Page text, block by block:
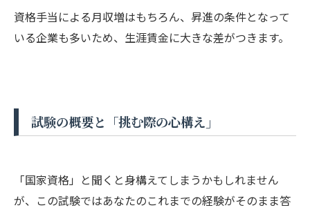
資格手当による月収増はもちろん、昇進の条件となって
いる企業も多いため、生涯賃金に大きな差がつきます。
試験の概要と「挑む際の心構え」
「国家資格」と聞くと身構えてしまうかもしれません
が、この試験ではあなたのこれまでの経験がそのまま答